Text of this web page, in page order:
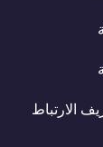
الارتباط